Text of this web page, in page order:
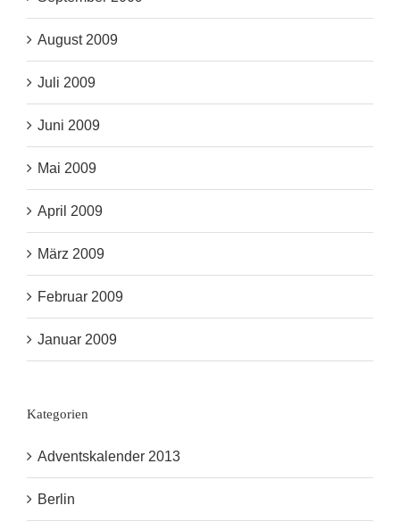
August 2009
Juli 2009
Juni 2009
Mai 2009
April 2009
März 2009
Februar 2009
Januar 2009
Kategorien
Adventskalender 2013
Berlin